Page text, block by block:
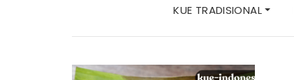
KUE TRADISIONAL